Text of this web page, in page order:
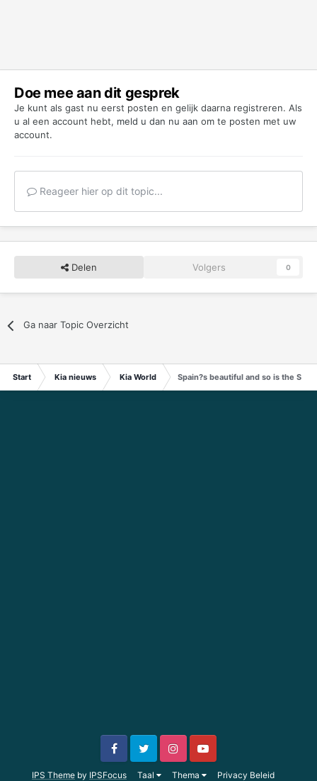
Doe mee aan dit gesprek
Je kunt als gast nu eerst posten en gelijk daarna registreren. Als
u al een account hebt, meld u dan nu aan om te posten met uw
account.
Reageer hier op dit topic...
Delen Volgers 0
Ga naar Topic Overzicht
Start Kia nieuws Kia World Spain?s beautiful and so is the Soul!
IPS Theme by IPSFocus Taal Thema Privacy Beleid